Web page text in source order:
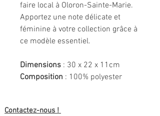
faire local à Oloron-Sainte-Marie.
Apportez une note délicate et
féminine à votre collection grâce à
ce modèle essentiel.
Dimensions : 30 x 22 x 11cm
Composition : 100% polyester
Contactez-nous !